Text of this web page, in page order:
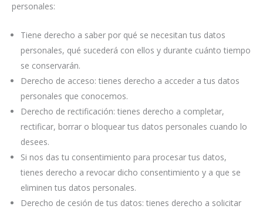
personales:
Tiene derecho a saber por qué se necesitan tus datos
personales, qué sucederá con ellos y durante cuánto tiempo
se conservarán.
Derecho de acceso: tienes derecho a acceder a tus datos
personales que conocemos.
Derecho de rectificación: tienes derecho a completar,
rectificar, borrar o bloquear tus datos personales cuando lo
desees.
Si nos das tu consentimiento para procesar tus datos,
tienes derecho a revocar dicho consentimiento y a que se
eliminen tus datos personales.
Derecho de cesión de tus datos: tienes derecho a solicitar